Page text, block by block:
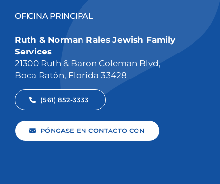
OFICINA PRINCIPAL
Ruth & Norman Rales Jewish Family
Services
21300 Ruth & Baron Coleman Blvd,
Boca Ratón, Florida 33428
(561) 852-3333
PÓNGASE EN CONTACTO CON